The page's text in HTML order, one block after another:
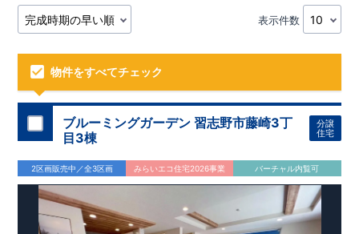
表示件数
物件をすべてチェック
ブルーミングガーデン 習志野市藤崎3丁
目3棟
分譲
住宅
2区画販売中／全3区画 みらいエコ住宅2026事業 バーチャル内覧可